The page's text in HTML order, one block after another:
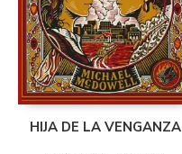
HIJA DE LA VENGANZA